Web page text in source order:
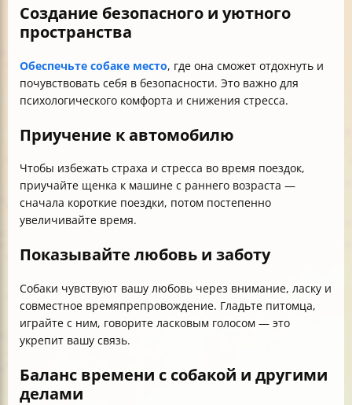
Создание безопасного и уютного
пространства
Обеспечьте собаке место, где она сможет отдохнуть и
почувствовать себя в безопасности. Это важно для
психологического комфорта и снижения стресса.
Приучение к автомобилю
Чтобы избежать страха и стресса во время поездок,
приучайте щенка к машине с раннего возраста —
сначала короткие поездки, потом постепенно
увеличивайте время.
Показывайте любовь и заботу
Собаки чувствуют вашу любовь через внимание, ласку и
совместное времяпрепровождение. Гладьте питомца,
играйте с ним, говорите ласковым голосом — это
укрепит вашу связь.
Баланс времени с собакой и другими
делами